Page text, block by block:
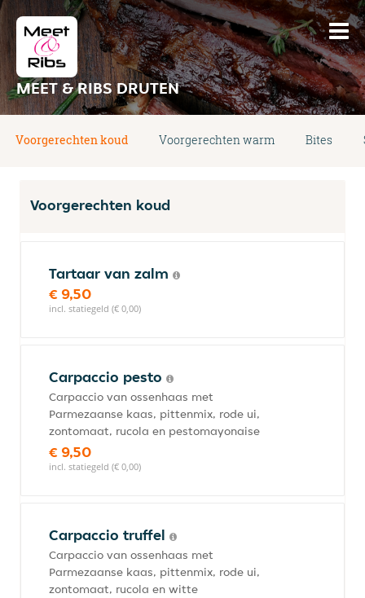
MEET & RIBS DRUTEN
Voorgerechten koud Voorgerechten warm Bites
Voorgerechten koud
Tartaar van zalm
€ 9,50
incl. statiegeld (€ 0,00)
Carpaccio pesto
Carpaccio van ossenhaas met
Parmezaanse kaas, pittenmix, rode ui,
zontomaat, rucola en pestomayonaise
€ 9,50
incl. statiegeld (€ 0,00)
Carpaccio truffel
Carpaccio van ossenhaas met
Parmezaanse kaas, pittenmix, rode ui,
zontomaat, rucola en witte